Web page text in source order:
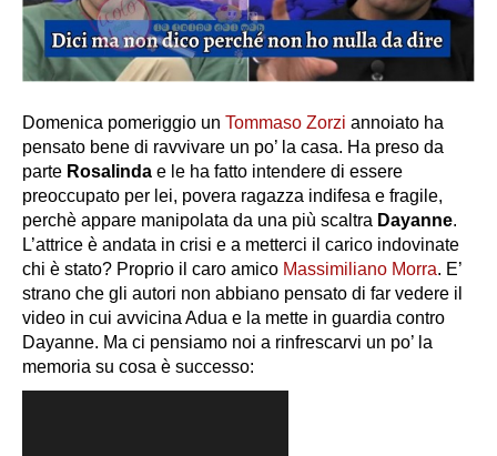
Domenica pomeriggio un Tommaso Zorzi annoiato ha
pensato bene di ravvivare un po’ la casa. Ha preso da
parte Rosalinda e le ha fatto intendere di essere
preoccupato per lei, povera ragazza indifesa e fragile,
perchè appare manipolata da una più scaltra Dayanne.
L’attrice è andata in crisi e a metterci il carico indovinate
chi è stato? Proprio il caro amico Massimiliano Morra. E’
strano che gli autori non abbiano pensato di far vedere il
video in cui avvicina Adua e la mette in guardia contro
Dayanne. Ma ci pensiamo noi a rinfrescarvi un po’ la
memoria su cosa è successo: